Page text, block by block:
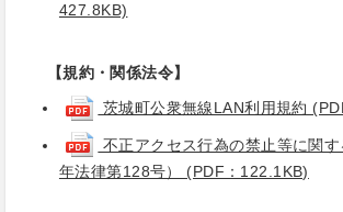
427.8KB)
【規約・関係法令】
茨城町公衆無線LAN利用規約
不正アクセス行為の禁止等に関
年法律第128号） (PDF：122.1KB)